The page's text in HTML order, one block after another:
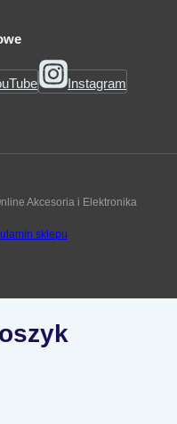
Instagram
Akcesoria i Elektronika
sklepu